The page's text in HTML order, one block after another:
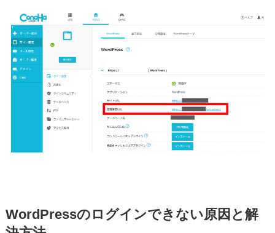
WordPressのログインできない原因と解